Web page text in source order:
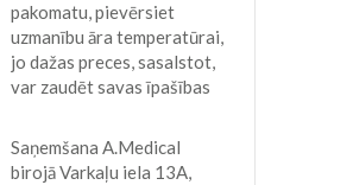
pakomatu, pievērsiet
uzmanību āra temperatūrai,
jo dažas preces, sasalstot,
var zaudēt savas īpašības
Saņemšana A.Medical
birojā Varkaļu iela 13A,